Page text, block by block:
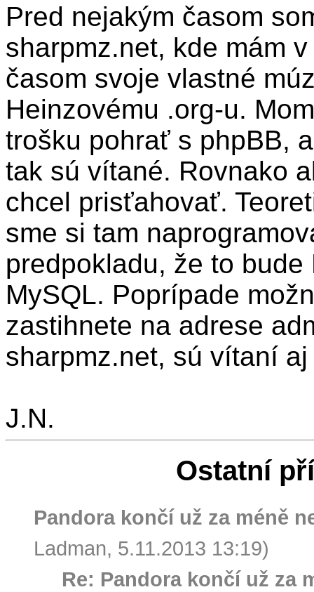
Pred nejakým časom
sharpmz.net, kde mám
časom svoje vlastné
Heinzovému .org-u.
trošku pohrať s phpBB,
tak sú vítané. Rovnako
chcel prisťahovať.
sme si tam
predpokladu, že to
MySQL. Poprípade
zastihnete na adrese
sharpmz.net, sú vítaní
J.N.
Ostatní
Pandora končí už za méně
Ladman, 5.11.2013 13:19)
Re: Pandora končí už za